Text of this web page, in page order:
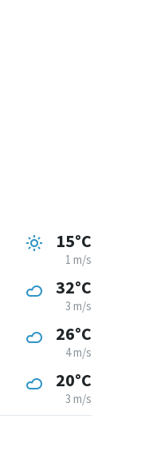
15°C
1 m/s
32°C
3 m/s
26°C
4 m/s
20°C
3 m/s